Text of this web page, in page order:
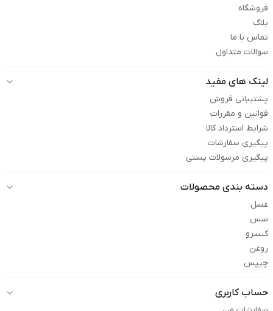
فروشگاه
بلاگ
تماس با ما
سوالات متداول
لینک های مفید
پشتیبانی فروش
قوانین و مقررات
شرایط استرداد کالا
پیگیری سفارشات
پیگیری مرسولات پستی
دسته بندی محصولات
عسل
سس
کنسرو
روغن
چیپس
حساب کاربری